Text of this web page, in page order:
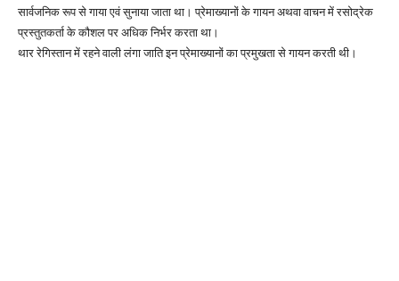
सार्वजनिक रूप से गाया एवं सुनाया जाता था। प्रेमाख्यानों के गायन अथवा वाचन में रसोद्रेक
प्रस्तुतकर्ता के कौशल पर अधिक निर्भर करता था।
थार रेगिस्तान में रहने वाली लंगा जाति इन प्रेमाख्यानों का प्रमुखता से गायन करती थी।